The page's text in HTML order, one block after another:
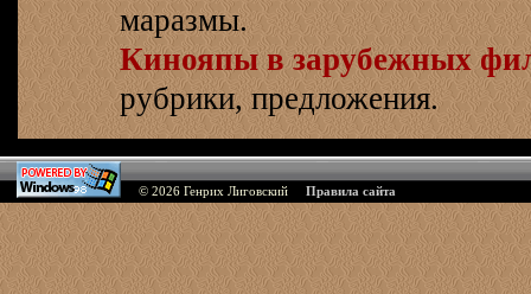
маразмы.
Кинояпы в зарубежных
рубрики, предложения.
© 2026 Генрих Лиговский Правила сайта